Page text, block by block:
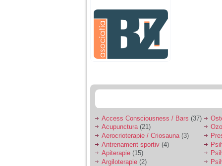
agresiva, orice
greseala era taxata cu
o palma sau pedepse.
De 4 ani am o relatie
serioasa cu un barbat
sa se manifeste o
Ma aflu aici pentru ca
vreau sa stiu daca am
nevoie de un psiholog
sau psihiatru.
Access Consciousness / Bars (37)
Acupunctura(21)
Aerocrioterapie / Criosauna (3)
Antrenament sportiv (4)
Apiterapie (15)
Argiloterapie (2)